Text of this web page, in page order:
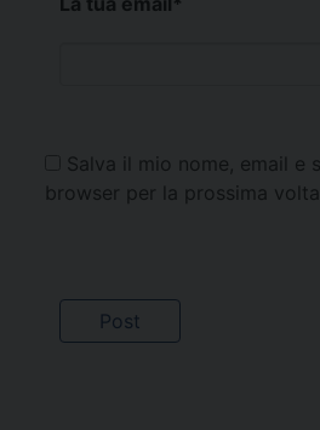
Salva il mio nome, email e
browser per la prossima